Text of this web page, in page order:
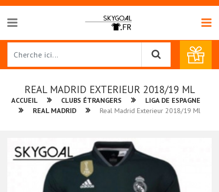
REAL MADRID EXTERIEUR 2018/19 ML
ACCUEIL CLUBS ÉTRANGERS
LIGA DE ESPAGNE
REAL MADRID
Real Madrid Exterieur 2018/19 Ml